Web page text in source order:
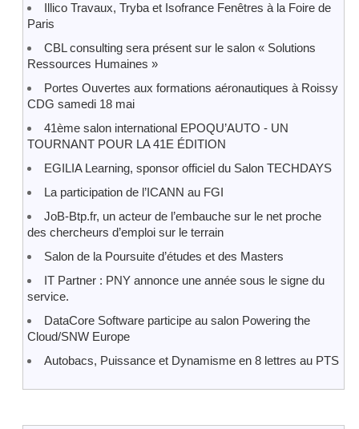
Illico Travaux, Tryba et Isofrance Fenêtres à la Foire de
Paris
CBL consulting sera présent sur le salon « Solutions
Ressources Humaines »
Portes Ouvertes aux formations aéronautiques à Roissy
CDG samedi 18 mai
41ème salon international EPOQU’AUTO - UN
TOURNANT POUR LA 41E ÉDITION
EGILIA Learning, sponsor officiel du Salon TECHDAYS
La participation de l’ICANN au FGI
JoB-Btp.fr, un acteur de l’embauche sur le net proche
des chercheurs d’emploi sur le terrain
Salon de la Poursuite d’études et des Masters
IT Partner : PNY annonce une année sous le signe du
service.
DataCore Software participe au salon Powering the
Cloud/SNW Europe
Autobacs, Puissance et Dynamisme en 8 lettres au PTS